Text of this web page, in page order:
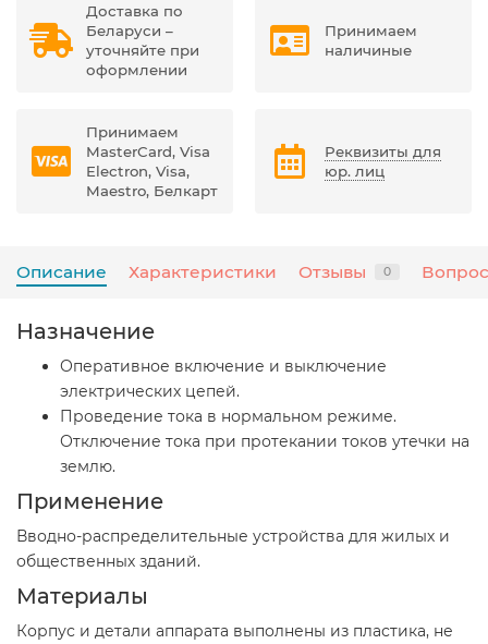
Доставка по
Беларуси –
уточняйте при
оформлении
Принимаем
наличиные
Принимаем
MasterCard, Visa
Electron, Visa,
Maestro, Белкарт
Реквизиты для
юр. лиц
Описание Характеристики Отзывы 0
Назначение
Оперативное включение и выключение
электрических цепей.
Проведение тока в нормальном режиме.
Отключение тока при протекании токов утечки на
землю.
Применение
Вводно-распределительные устройства для жилых и
общественных зданий.
Материалы
Корпус и детали аппарата выполнены из пластика, не